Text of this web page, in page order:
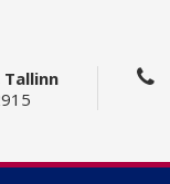
Tallinn